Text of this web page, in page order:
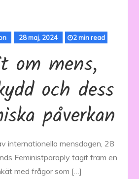
28 maj, 2024 2 min read
om mens,
och dess
påverkan
internationella mensdagen, 28
Feministparaply tagit fram en
med frågor som […]